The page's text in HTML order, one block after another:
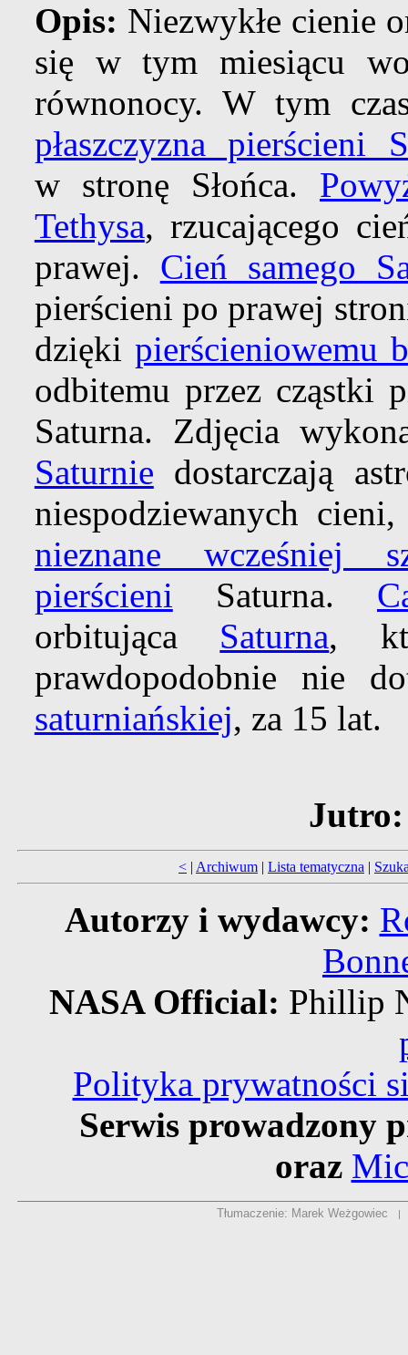
Opis: Niezwykłe cienie
się w tym miesiącu
równonocy. W tym
płaszczyzna pierścieni
w stronę Słońca.
Tethysa, rzucającego
prawej. Cień samego
pierścieni po prawej
dzięki pierścieniowemu
odbitemu przez cząstki
Saturna. Zdjęcia
Saturnie dostarczają
niespodziewanych
nieznane wcześniej
pierścieni Saturna.
orbitująca Saturna,
prawdopodobnie nie
saturniańskiej, za 15 lat.
Jutro:
< | Archiwum | Lista tematyczna |
Autorzy i wydawcy:
NASA Official: Phillip
Polityka prywatności
Serwis prowadzony
oraz
Tłumaczenie: Marek Weżgowiec